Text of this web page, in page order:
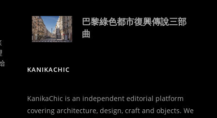
巴黎綠色都市復興傳說三部
曲
KANIKACHIC
KanikaChic is an independent editorial platform
covering architecture, design, craft and objects. We